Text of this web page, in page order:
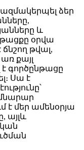
ձեր
և
օրվա
թվալ,
քայլ
գործընթացը
Սա է
է մեր ամենօրյա
այլև